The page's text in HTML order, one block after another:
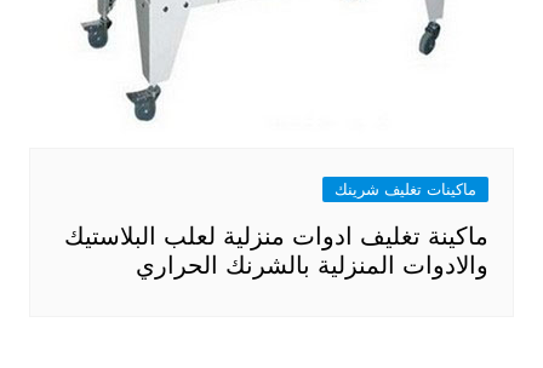
ماكينات تغليف شرينك
ماكينة تغليف ادوات منزلية لعلب البلاستيك
والادوات المنزلية بالشرنك الحراري